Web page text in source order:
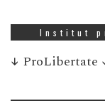
Institut
↓ ProLibertate